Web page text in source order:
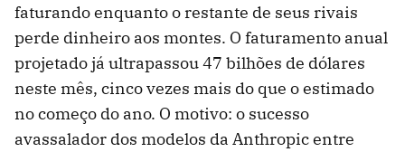
faturando enquanto o restante de seus rivais
perde dinheiro aos montes. O faturamento anual
projetado já ultrapassou 47 bilhões de dólares
neste mês, cinco vezes mais do que o estimado
no começo do ano. O motivo: o sucesso
avassalador dos modelos da Anthropic entre